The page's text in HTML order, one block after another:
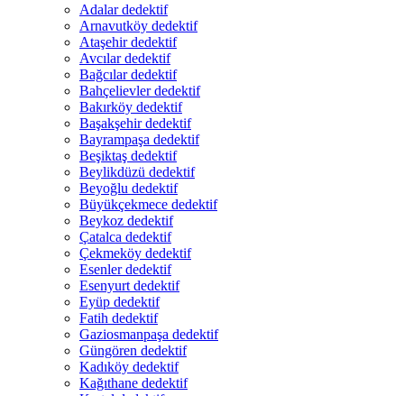
Adalar dedektif
Arnavutköy dedektif
Ataşehir dedektif
Avcılar dedektif
Bağcılar dedektif
Bahçelievler dedektif
Bakırköy dedektif
Başakşehir dedektif
Bayrampaşa dedektif
Beşiktaş dedektif
Beylikdüzü dedektif
Beyoğlu dedektif
Büyükçekmece dedektif
Beykoz dedektif
Çatalca dedektif
Çekmeköy dedektif
Esenler dedektif
Esenyurt dedektif
Eyüp dedektif
Fatih dedektif
Gaziosmanpaşa dedektif
Güngören dedektif
Kadıköy dedektif
Kağıthane dedektif